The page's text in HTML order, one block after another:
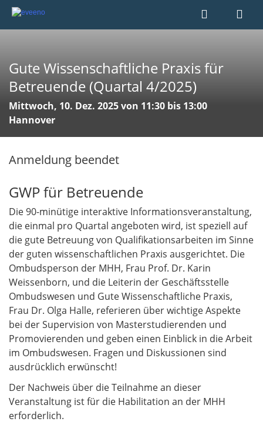
Gute Wissenschaftliche Praxis für
Betreuende (Quartal 4/2025)
Mittwoch, 10. Dez. 2025 von 11:30 bis 13:00
Hannover
Anmeldung beendet
GWP für Betreuende
Die 90-minütige interaktive Informationsveranstaltung,
die einmal pro Quartal angeboten wird, ist speziell auf
die gute Betreuung von Qualifikationsarbeiten im Sinne
der guten wissenschaftlichen Praxis ausgerichtet. Die
Ombudsperson der MHH, Frau Prof. Dr. Karin
Weissenborn, und die Leiterin der Geschäftsstelle
Ombudswesen und Gute Wissenschaftliche Praxis,
Frau Dr. Olga Halle, referieren über wichtige Aspekte
bei der Supervision von Masterstudierenden und
Promovierenden und geben einen Einblick in die Arbeit
im Ombudswesen. Fragen und Diskussionen sind
ausdrücklich erwünscht!
Der Nachweis über die Teilnahme an dieser
Veranstaltung ist für die Habilitation an der MHH
erforderlich.